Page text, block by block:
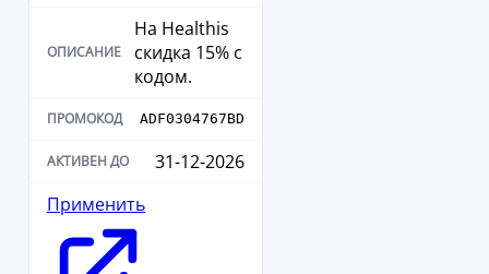
На Healthis
скидка 15% с
кодом.
ADF0304767BD
31-12-2026
Применить